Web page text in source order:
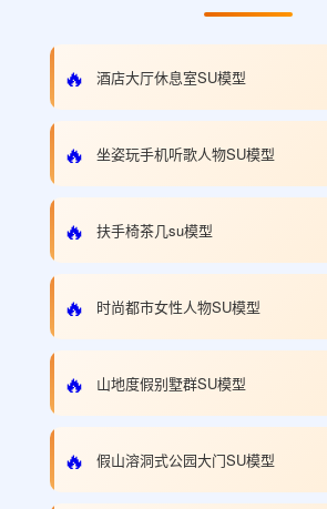
🔥 酒店大厅休息室SU模型
🔥 坐姿玩手机听歌人物SU模型
🔥 扶手椅茶几su模型
🔥 时尚都市女性人物SU模型
🔥 山地度假别墅群SU模型
🔥 假山溶洞式公园大门SU模型